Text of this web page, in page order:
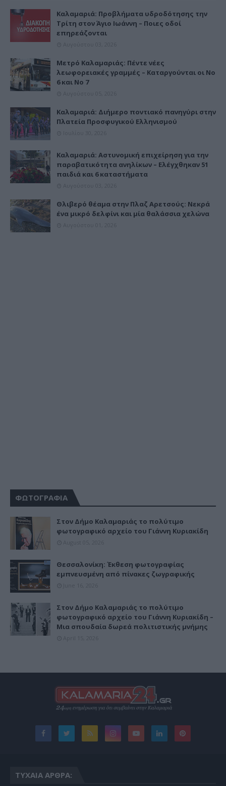
Καλαμαριά: Προβλήματα υδροδότησης την
Τρίτη στον Άγιο Ιωάννη – Ποιες οδοί
επηρεάζονται
Μετρό Καλαμαριάς: Πέντε νέες
λεωφορειακές γραμμές – Καταργούνται οι Νο
6 και Νο 7
Καλαμαριά: Διήμερο ποντιακό πανηγύρι στην
Πλατεία Προσφυγικού Ελληνισμού
Καλαμαριά: Αστυνομική επιχείρηση για την
παραβατικότητα ανηλίκων – Ελέγχθηκαν 51
παιδιά και 6 καταστήματα
Θλιβερό θέαμα στην Πλαζ Αρετσούς: Νεκρά
ένα μικρό δελφίνι και μία θαλάσσια χελώνα
ΦΩΤΟΓΡΑΦΙΑ
Στον Δήμο Καλαμαριάς το πολύτιμο
φωτογραφικό αρχείο του Γιάννη Κυριακίδη
Θεσσαλονίκη: Έκθεση φωτογραφίας
εμπνευσμένη από πίνακες ζωγραφικής
Στον Δήμο Καλαμαριάς το πολύτιμο
φωτογραφικό αρχείο του Γιάννη Κυριακίδη –
Μια σπουδαία δωρεά πολιτιστικής μνήμης
ΤΥΧΑΊΑ ΆΡΘΡΑ: